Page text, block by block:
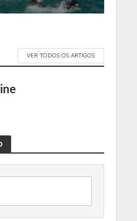
VER TODOS OS ARTIGOS